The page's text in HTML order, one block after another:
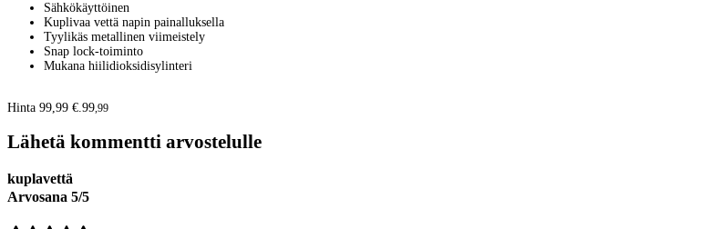
Sähkökäyttöinen
Kuplivaa vettä napin painalluksella
Tyylikäs metallinen viimeistely
Snap lock-toiminto
Mukana hiilidioksidisylinteri
Hinta 99,99 €.99,99
Lähetä kommentti arvostelulle
kuplavettä
Arvosana 5/5